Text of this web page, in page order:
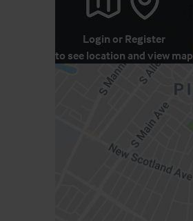
Login or Register
to see location and view map